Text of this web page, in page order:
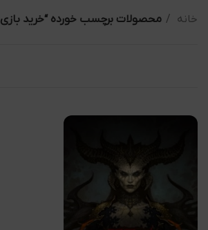
خانه محصولات برچسب خورده “خرید بازی diablo iv”